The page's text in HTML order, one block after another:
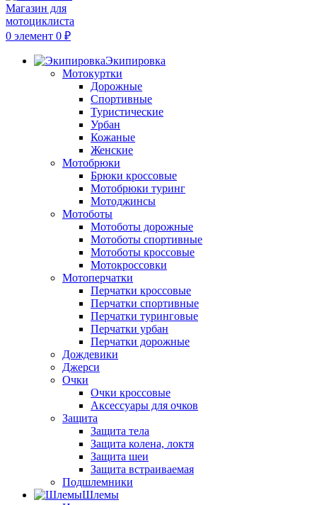
0 элемент 0 ₽
Экипировка
Мотокуртки
Дорожные
Спортивные
Туристические
Урбан
Кожаные
Женские
Мотобрюки
Брюки кроссовые
Мотобрюки туринг
Мотоджинсы
Мотоботы
Мотоботы дорожные
Мотоботы спортивные
Мотоботы кроссовые
Мотокроссовки
Мотоперчатки
Перчатки кроссовые
Перчатки спортивные
Перчатки туринговые
Перчатки урбан
Перчатки дорожные
Дождевики
Джерси
Очки
Очки кроссовые
Аксессуары для очков
Защита
Защита тела
Защита колена, локтя
Защита шеи
Защита встраиваемая
Подшлемники
Шлемы